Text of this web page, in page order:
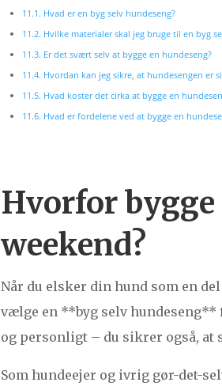
Hvad er en byg selv hundeseng?
Hvilke materialer skal jeg bruge til en byg
Er det svært selv at bygge en hundeseng?
Hvordan kan jeg sikre, at hundesengen er
Hvad koster det cirka at bygge en
Hvad er fordelene ved at bygge en
Hvorfor bygge
weekend?
Når du elsker din hund som en
vælge en **byg selv hundeseng**
og personligt – du sikrer også,
Som hundeejer og ivrig gør-det-